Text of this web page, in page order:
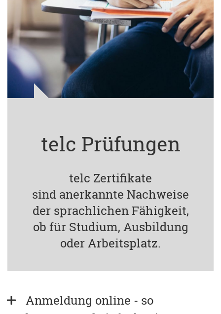
telc Prüfungen
telc Zertifikate
sind anerkannte Nachweise
der sprachlichen Fähigkeit,
ob für Studium, Ausbildung
oder Arbeitsplatz.
Anmeldung online - so